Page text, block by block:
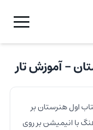
- آموزشتار
بر
با انیمیشن بر روی